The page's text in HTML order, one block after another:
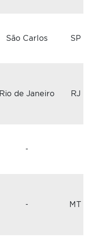
São Carlos SP
Rio de Janeiro RJ
-
- MT